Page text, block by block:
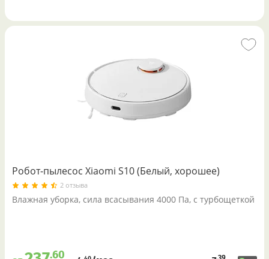
Робот-пылесос Xiaomi S10 (Белый, хорошее)
2 отзыва
Влажная уборка, сила всасывания 4000 Па, с турбощеткой
.60